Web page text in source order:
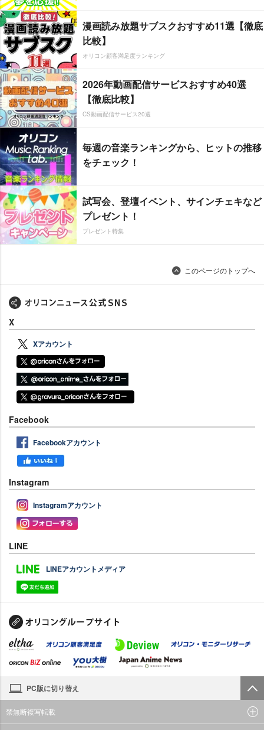
漫画読み放題サブスクおすすめ11選【徹底
比較】
オリコン顧客満足度ランキング
2026年動画配信サービスおすすめ40選
【徹底比較】
CS動画配信サービス20選
毎週の音楽ランキングから、ヒットの推移
をチェック！
試写会、登壇イベント、サインチェキなど
プレゼント！
プレゼント特集
このページのトップへ
X
Xアカウント
Facebook
Facebookアカウント
Instagram
Instagramアカウント
LINE
LINEアカウントメディア
PC版に切り替え
禁無断複写転載